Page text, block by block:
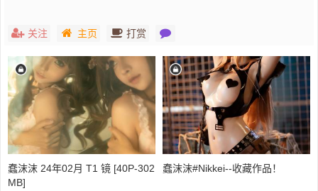
关注 主页 打赏
蠢沫沫 24年02月 T1 镜 [40P-302
MB]
蠢沫沫#Nikkei--收藏作品！